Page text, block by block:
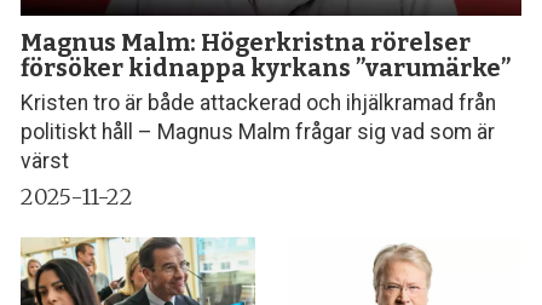
Magnus Malm: Högerkristna rörelser
försöker kidnappa kyrkans ”varumärke”
Kristen tro är både attackerad och ihjälkramad från
politiskt håll – Magnus Malm frågar sig vad som är
värst
2025-11-22